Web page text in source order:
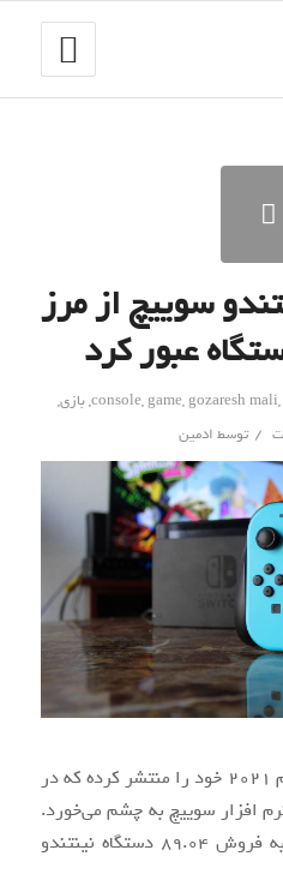
سوییچ از مرز
console,game,gozaresh mali,
,بازی,
/ توسط ادمین
نینتندو گزارش مالی فصل دوم ۲۰۲۱ خود را منتشر کرده که در
افزار سوییچ به چشم می‌خورد.
این کمپانی در مجموع موفق به فروش ۸۹.۰۴ دستگاه نینتندو